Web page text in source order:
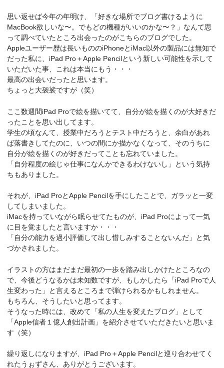
思い返せば今年の年明け、「好きな場所でブログ書けるように
MacBook欲しいな〜。でもどの機種がいいのかな〜？」なんて思
って調べていたところ出会ったのがこちらのブログでした。
Appleユーザー歴は長いもののiPhoneとiMac以外の製品には無知で
だった私に、iPad Pro＋Apple Pencilという新しい可能性を示して
いただいた事、これは本当にもう・・・
最高の出会いだったと思います。
ちょっと大袈裟ですが（笑）
ここ数週間iPad Proで絵を描いてて、自分が絵を描くのが大好きだ
ったことを思い出してます。
学生の頃なんて、授業中だろうとテスト中だろうと、余白があれ
ば落書きしてたのに、いつの間にか描かなくなって、そのうちに
自分が絵を描くのが好きだってことも忘れていました。
「自分程度の絵じゃ仕事になんかできるわけないし」という気持
ちもありました。
それが、iPad ProとApple Pencilを手にしたことで、ガラッと一変
してしまいました。
iMacを持っていながら眠らせてたものが、iPad Proによって一気
に目を覚ましたと言いますか・・・
「自分の能力を過小評価して出し惜しみすることないんだ」と気
づかされました。
イラストの方はまだまだ最初の一歩を踏み出しかけたところなの
で、今後どうなるかは未知数ですが、もしかしたら「iPad Proで人
生変わった」と言えるところまで弾けられるかもしれません。
もちろん、そうしたいと思ってます。
そうなった時には、改めて「私の人生を変えたブログ」として
「Apple信者１億人創出計画」を紹介させていただきたいと思いま
す（笑）
繰り返しになりますが、iPad Pro＋Apple Pencilと巡り合わせてく
れたうぉずさん、ありがとうございます。